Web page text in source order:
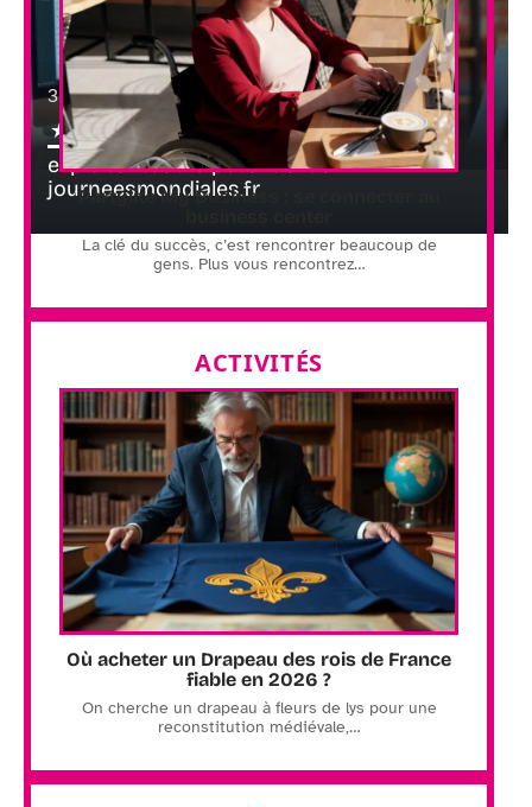
3 juillet 2026
De la dataviz aux idées d’animations :
exploiter tout le potentiel de
journeesmondiales.fr
Partylite My Business : se connecter au
La clé du succès, c’est rencontrer beaucoup de
gens. Plus vous rencontrez…
ACTIVITÉS
Où acheter un Drapeau des rois de France
fiable en 2026 ?
On cherche un drapeau à fleurs de lys pour une
reconstitution médiévale,…